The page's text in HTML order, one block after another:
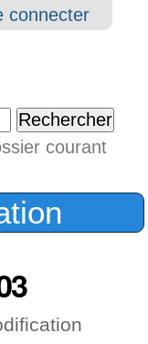
Outils
connecter
courant